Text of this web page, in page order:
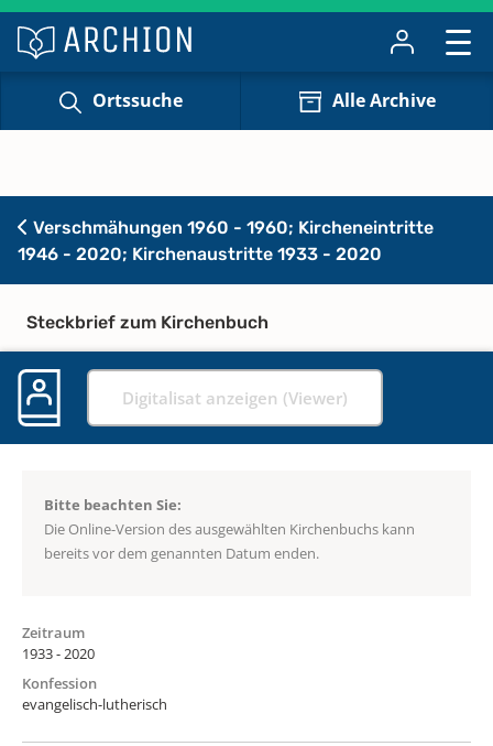
Ortssuche Alle Archive
Verschmähungen 1960 - 1960; Kircheneintritte
1946 - 2020; Kirchenaustritte 1933 - 2020
Steckbrief zum Kirchenbuch
Digitalisat anzeigen (Viewer)
Bitte beachten Sie:
Die Online-Version des ausgewählten Kirchenbuchs kann
bereits vor dem genannten Datum enden.
Zeitraum
1933 - 2020
Konfession
evangelisch-lutherisch